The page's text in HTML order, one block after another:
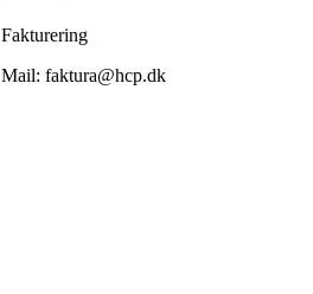
Fakturering
Mail: faktura@hcp.dk